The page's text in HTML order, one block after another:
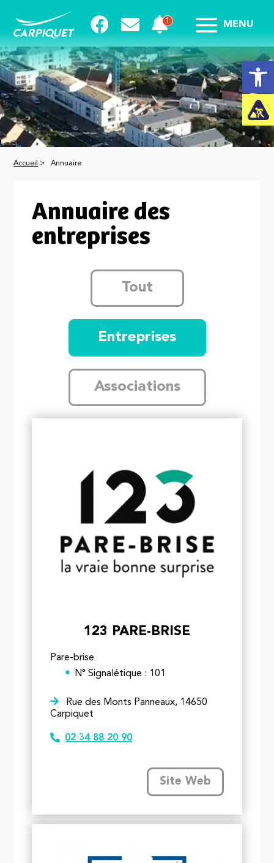
Ouvrir
MENU
Accueil > Annuaire
Annuaire des
entreprises
Tout
Entreprises
Associations
123 PARE-BRISE
Pare-brise
N° Signalétique : 101
Rue des Monts Panneaux, 14650
Carpiquet
02 34 88 20 90
Site Web